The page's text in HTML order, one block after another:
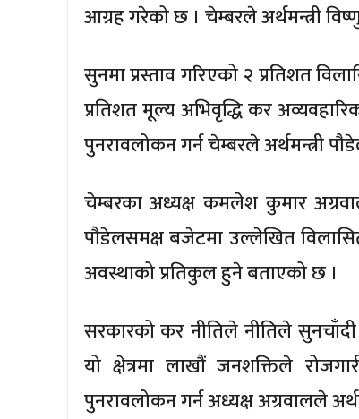
आग्रह गरेको छ । चेम्बरले अर्थमन्त्री
सुनमा प्रस्ताव गरिएको २ प्रतिशत
प्रतिशत मूल्य अभिवृद्धि कर
पुनरावलोकन गर्न चेम्बरले अर्थमन्त्री
चेम्बरका अध्यक्ष कमलेश कुमार
पौडेलसमक्ष बजेटमा उल्लेखित
अवस्थाको प्रतिकुल हुने बताएको छ ।
सरकारको कर नीतिले नीतिले
यो क्षेत्रमा लाखौं जनशक्तिले
पुनरावलोकन गर्न अध्यक्ष अग्रवालले